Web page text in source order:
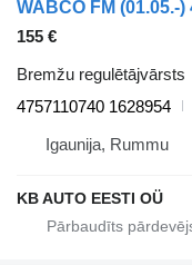
155 €
Bremžu regulētājvārsts
4757110740 1628954
Igaunija, Rummu
KB AUTO EESTI OÜ